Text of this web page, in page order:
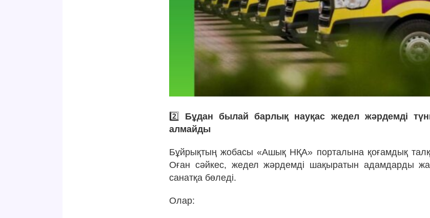
2️⃣ Бұдан былай барлық науқас жедел жәрдемді
алмайды
Бұйрықтың жобасы «Ашық НҚА» порталына қоғамдық
Оған сәйкес, жедел жәрдемді шақыратын адамдарды
санатқа бөледі.
Олар: